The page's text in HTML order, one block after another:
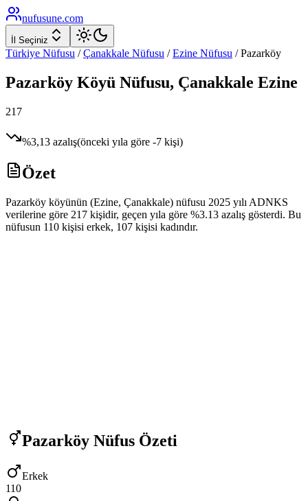
nufusune.com
İl Seçiniz
Türkiye Nüfusu / Çanakkale Nüfusu / Ezine Nüfusu /Pazarköy
Pazarköy Köyü Nüfusu, Çanakkale Ezine
217
%3,13 azalış(önceki yıla göre -7 kişi)
Özet
Pazarköy köyünün (Ezine, Çanakkale) nüfusu 2025 yılı ADNKS
verilerine göre 217 kişidir, geçen yıla göre %3.13 azalış gösterdi. Bu
nüfusun 110 kişisi erkek, 107 kişisi kadındır.
Pazarköy Nüfus Özeti
Erkek
110